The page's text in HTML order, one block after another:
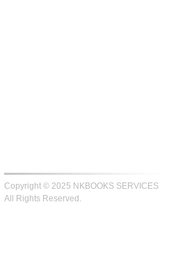
Copyright © 2025 NKBOOKS SERVICES
All Rights Reserved.